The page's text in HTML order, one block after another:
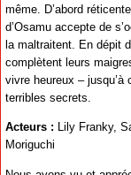
même. D’abord
d’Osamu accepte de
la maltraitent. En dépit
complètent leurs
vivre heureux – jusqu’à
terribles secrets.
Acteurs : Lily Franky,
Moriguchi